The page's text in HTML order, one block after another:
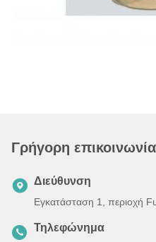
Γρήγορη επικοινωνία
Διεύθυνση
Εγκατάσταση 1, περιοχή
Τηλεφώνημα